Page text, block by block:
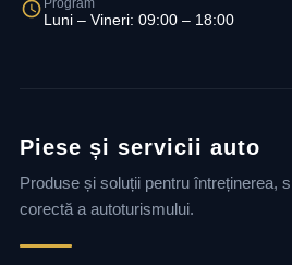
Program
Luni – Vineri: 09:00 – 18:00
Piese și servicii auto
Produse și soluții pentru întreținerea,
corectă a autoturismului.